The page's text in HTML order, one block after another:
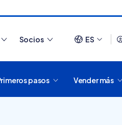
Socios ES
pasos Vender más